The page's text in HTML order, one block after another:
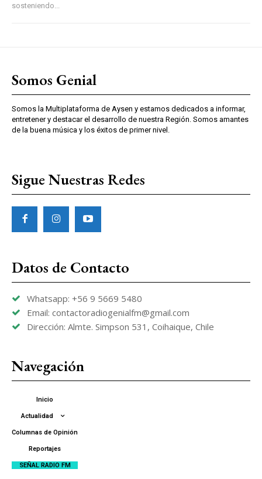
sosteniendo...
Somos Genial
Somos la Multiplataforma de Aysen y estamos dedicados a informar,
entretener y destacar el desarrollo de nuestra Región. Somos amantes
de la buena música y los éxitos de primer nivel.
Sigue Nuestras Redes
Datos de Contacto
Whatsapp: +56 9 5669 5480
Email: contactoradiogenialfm@gmail.com
Dirección: Almte. Simpson 531, Coihaique, Chile
Navegación
Inicio
Actualidad
Columnas de Opinión
Reportajes
SEÑAL RADIO FM